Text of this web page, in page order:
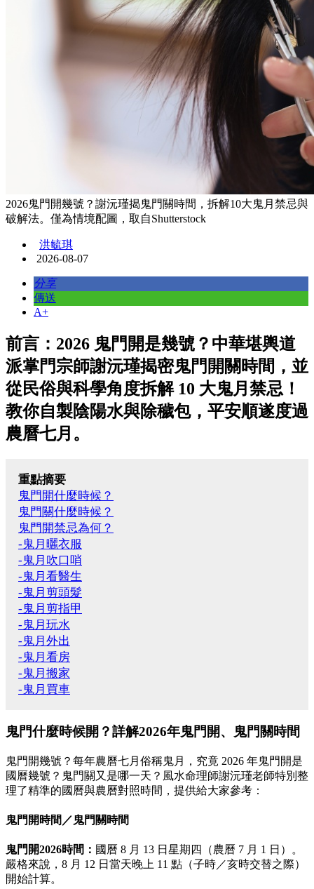
2026鬼門開幾號？謝沅瑾揭鬼門關時間，拆解10大鬼月禁忌與
破解法。僅為情境配圖，取自Shutterstock
洪毓琪
2026-08-07
分享
傳送
A+
前言：2026 鬼門開是幾號？中華堪輿道
派掌門宗師謝沅瑾揭密鬼門開關時間，並
從民俗與科學角度拆解 10 大鬼月禁忌！
教你自製陰陽水與除穢包，平安順遂度過
農曆七月。
重點摘要
鬼門開什麼時候？
鬼門關什麼時候？
鬼門開禁忌為何？
-鬼月曬衣服
-鬼月吹口哨
-鬼月看醫生
-鬼月剪頭髮
-鬼月剪指甲
-鬼月玩水
-鬼月外出
-鬼月看房
-鬼月搬家
-鬼月買車
鬼門什麼時候開？詳解2026年鬼門開、鬼門關時間
鬼門開幾號？每年農曆七月俗稱鬼月，究竟 2026 年鬼門開是
國曆幾號？鬼門關又是哪一天？風水命理師謝沅瑾老師特別整
理了精準的國曆與農曆對照時間，提供給大家參考：
鬼門開時間／鬼門關時間
鬼門開2026時間： 國曆 8 月 13 日星期四（農曆 7 月 1 日）。
嚴格來說，8 月 12 日當天晚上 11 點（子時／亥時交替之際）
開始計算。